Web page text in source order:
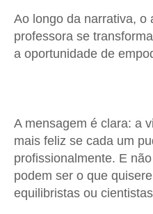
Ao longo da narrativa, o
professora se
a oportunidade de
A mensagem é clara: a
mais feliz se cada um
profissionalmente. E
podem ser o que
equilibristas ou